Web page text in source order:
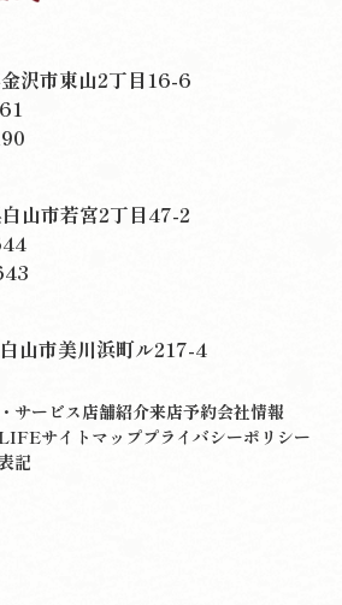
沢市東山2丁目16-6
山市若宮2丁目47-2
山市美川浜町ル217-4
サービス店舗紹介来店予約会社情報
サイトマッププライバシーポリシー
記